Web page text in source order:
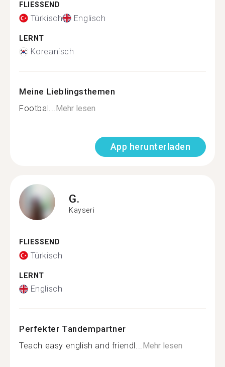
FLIESSEND
Türkisch Englisch
LERNT
Koreanisch
Meine Lieblingsthemen
Footbal...Mehr lesen
App herunterladen
G.
Kayseri
FLIESSEND
Türkisch
LERNT
Englisch
Perfekter Tandempartner
Teach easy english and friendl...Mehr lesen